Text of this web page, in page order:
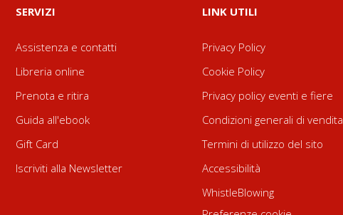
SERVIZI
Assistenza e contatti
Libreria online
Prenota e ritira
Guida all'ebook
Gift Card
Iscriviti alla Newsletter
LINK UTILI
Privacy Policy
Cookie Policy
Privacy policy eventi e fiere
Condizioni generali di vendita
Termini di utilizzo del sito
Accessibilità
WhistleBlowing